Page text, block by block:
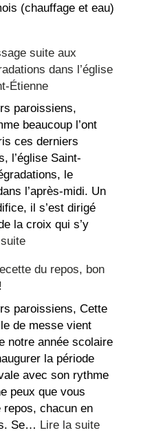
(chauffage et eau)
suite aux
dans l’église
Étienne
paroissiens,
beaucoup l’ont
ces derniers
l’église Saint-
le
l’après-midi. Un
il s’est dirigé
la croix qui s’y
:
suite
dégradations
dans
l’église
Saint-
Étienne
du repos, bon
paroissiens, Cette
de messe vient
notre année scolaire
la période
avec son rythme
peux que vous
repos, chacun en
Se… Lire la suite: